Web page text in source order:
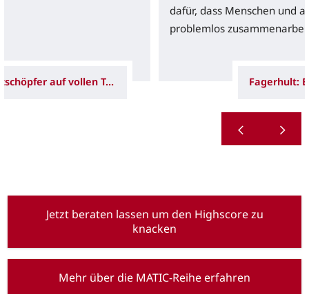
Zwei Wertschöpfer auf vollen Touren
dafür, dass Menschen und
problemlos
Jetzt beraten lassen um den Highscore zu
knacken
Mehr über die MATIC-Reihe erfahren